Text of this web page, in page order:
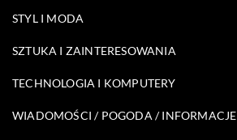
STYL I MODA
SZTUKA I ZAINTERESOWANIA
TECHNOLOGIA I KOMPUTERY
WIADOMOŚCI / POGODA / INFORMACJE